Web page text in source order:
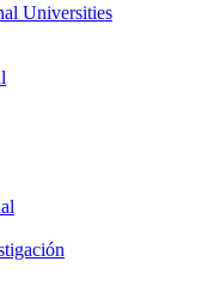
Universities